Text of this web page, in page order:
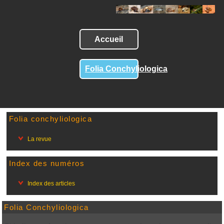
Accueil
Folia Conchyliologica
Folia conchyliologica
La revue
Index des numéros
Index des articles
Folia Conchyliologica